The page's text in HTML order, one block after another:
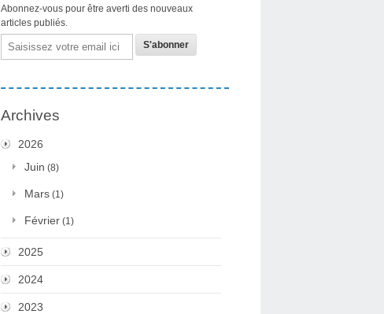
Abonnez-vous pour être averti des nouveaux
articles publiés.
Email
Archives
2026
Juin (8)
Mars (1)
Février (1)
2025
2024
2023